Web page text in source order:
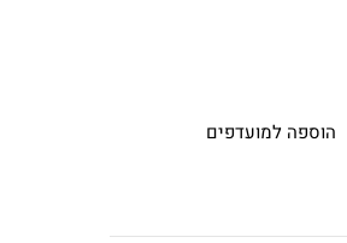
הוספה למועדפים